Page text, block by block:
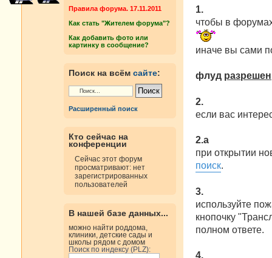
Правила форума. 17.11.2011
Как стать "Жителем форума"?
Как добавить фото или
картинку в сообщение?
Поиск на всём сайте:
Расширенный поиск
Кто сейчас на
конференции
Сейчас этот форум
просматривают: нет
зарегистрированных
пользователей
В нашей базе данных...
можно найти роддома,
клиники, детские сады и
школы рядом с домом
Поиск по индексу (PLZ):
и
е
1.
чтобы в
иначе вы сами
флуд разрешен
2.
если вас
2.а
при открытии
поиск.
3.
используйте
кнопочку
полном ответе.
4.